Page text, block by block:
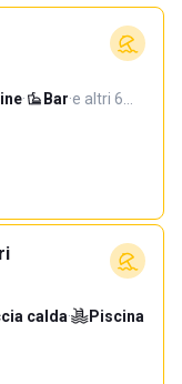
· Bar·e altri 6…
calda·
Piscina